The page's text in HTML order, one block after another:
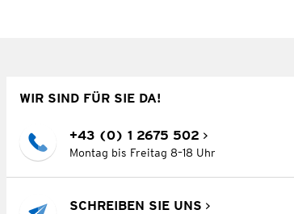
WIR SIND FÜR SIE DA!
+43 (0) 1 2675 502
Montag bis Freitag 8–18 Uhr
SCHREIBEN SIE UNS